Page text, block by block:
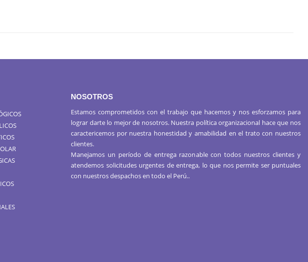
NOSOTROS
Estamos comprometidos con el trabajo que hacemos y nos esforzamos para
lograr darte lo mejor de nosotros. Nuestra política organizacional hace que nos
caractericemos por nuestra honestidad y amabilidad en el trato con nuestros
clientes.
Manejamos un período de entrega razonable con todos nuestros clientes y
atendemos solicitudes urgentes de entrega, lo que nos permite ser puntuales
con nuestros despachos en todo el Perú..